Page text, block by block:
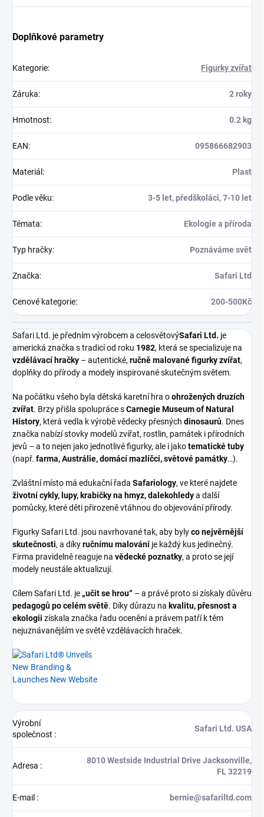
Doplňkové parametry
Kategorie: Figurky zvířat
Záruka: 2 roky
Hmotnost: 0.2 kg
EAN: 095866682903
Materiál : Plast
Podle věku: 3-5 let, předškoláci, 7-10 let
Témata: Ekologie a příroda
Typ hračky: Poznáváme svět
Značka: Safari Ltd
Cenové kategorie: 200-500Kč
Safari Ltd. je předním výrobcem a celosvětovýSafari Ltd. je
americká značka s tradicí od roku 1982, která se specializuje na
vzdělávací hračky – autentické, ručně malované figurky zvířat,
doplňky do přírody a modely inspirované skutečným světem.
Na počátku všeho byla dětská karetní hra oohrožených druzích
zvířat. Brzy přišla spolupráce sCarnegie Museum of Natural
History, která vedla k výrobě vědecky přesných dinosaurů. Dnes
značka nabízí stovky modelů zvířat, rostlin, památek i přírodních
jevů – a to nejen jako jednotlivé figurky, ale i jakotematické tuby
(např. farma, Austrálie, domácí mazlíčci, světové památky…).
Zvláštní místo má edukační řada Safariology, ve které najdete
životní cykly, lupy, krabičky na hmyz, dalekohledya další
pomůcky, které děti přirozeně vtáhnou do objevování přírody.
Figurky Safari Ltd. jsou navrhované tak, aby bylyco nejvěrnější
skutečnosti, a díkyručnímu malováníje každý kus jedinečný.
Firma pravidelně reaguje na vědecké poznatky, a proto se její
modely neustále aktualizují.
Cílem Safari Ltd. je „učit se hrou“ – a právě proto si získaly důvěru
pedagogů po celém světě. Díky důrazu na kvalitu, přesnost a
ekologii získala značka řadu ocenění a právem patří k těm
nejuznávanějším ve světě vzdělávacích hraček.
Výrobní
společnost :
Safari Ltd. USA
Adresa :
8010 Westside Industrial Drive Jacksonville,
FL 32219
E-mail : bernie@safariltd.com